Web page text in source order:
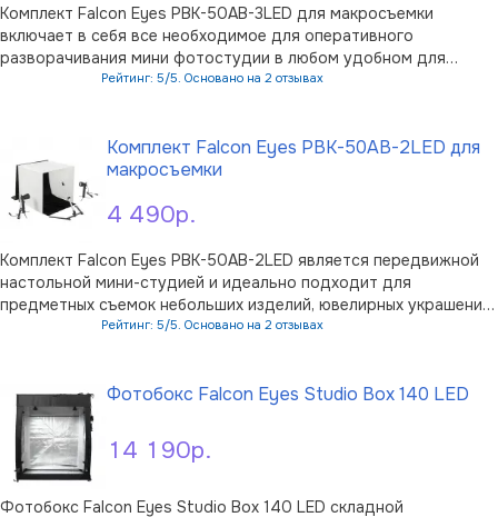
Комплект Falcon Eyes PBK-50AB-3LED для макросъемки
включает в себя все необходимое для оперативного
разворачивания мини фотостудии в любом удобном для
фотографа месте. Базируется комплект на фотобоксе PBF-
Рейтинг: 5/5. Основано на 2 отзывах
4 490р.
Комплект Falcon Eyes PBK-50AB-2LED для
макросъемки
Комплект Falcon Eyes PBK-50AB-2LED является передвижной
настольной мини-студией и идеально подходит для
предметных съемок небольших изделий, ювелирных украшений,
натюрмортов, макросъемки, также используется для съемок
Рейтинг: 5/5. Основано на 2 отзывах
14 190р.
Фотобокс Falcon Eyes Studio Box 140 LED
Фотобокс Falcon Eyes Studio Box 140 LED складной